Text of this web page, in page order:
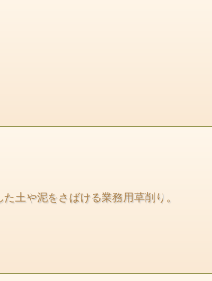
土や泥をさばける業務用草削り。